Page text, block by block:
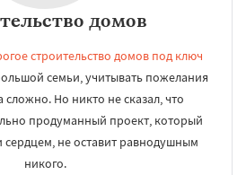
домов
строительство домов под ключ
семьи, учитывать пожелания
сложно. Но никто не сказал, что
продуманный проект, который
сердцем, не оставит равнодушным
никого.